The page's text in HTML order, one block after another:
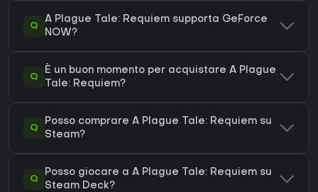
Q
A Plague Tale: Requiem supporta GeForce
NOW?
Q
È un buon momento per acquistare A Plague
Tale: Requiem?
Q
Posso comprare A Plague Tale: Requiem su
Steam?
Q
Posso giocare a A Plague Tale: Requiem su
Steam Deck?